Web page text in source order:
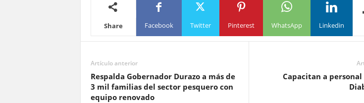
Share Facebook Twitter Pinterest WhatsApp Linkedin
Artículo anterior
Respalda Gobernador Durazo a más de
3 mil familias del sector pesquero con
equipo renovado
Capacitan a personal